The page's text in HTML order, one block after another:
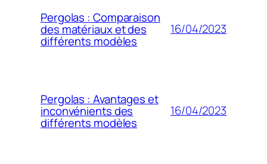
Pergolas : Comparaison
des matériaux et des
différents modèles
16/04/2023
Pergolas : Avantages et
inconvénients des
différents modèles
16/04/2023